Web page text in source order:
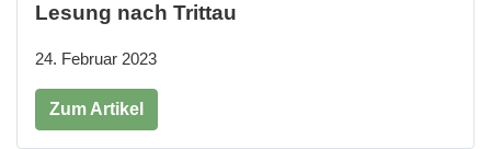
Lesung nach Trittau
24. Februar 2023
Zum Artikel